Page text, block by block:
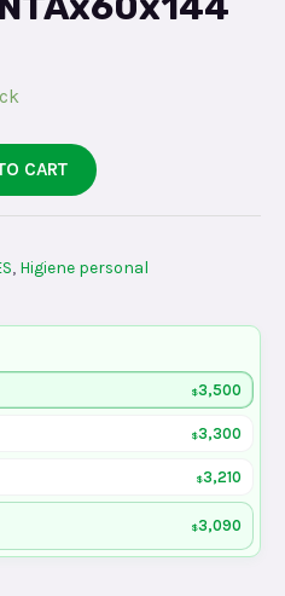
CART
, Higiene personal
$3,500
$3,300
$3,210
$3,090